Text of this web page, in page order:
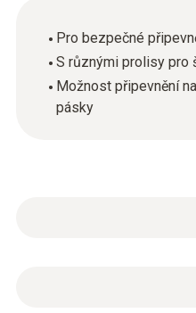
Pro bezpečné
S různými prolisy pro
Možnost připevnění
pásky